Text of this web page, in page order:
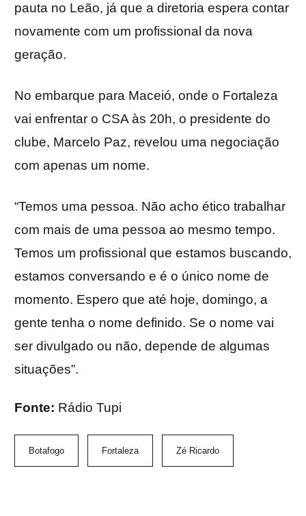
pauta no Leão, já que a diretoria espera contar
novamente com um profissional da nova
geração.
No embarque para Maceió, onde o Fortaleza
vai enfrentar o CSA às 20h, o presidente do
clube, Marcelo Paz, revelou uma negociação
com apenas um nome.
“Temos uma pessoa. Não acho ético trabalhar
com mais de uma pessoa ao mesmo tempo.
Temos um profissional que estamos buscando,
estamos conversando e é o único nome de
momento. Espero que até hoje, domingo, a
gente tenha o nome definido. Se o nome vai
ser divulgado ou não, depende de algumas
situações”.
Fonte: Rádio Tupi
Botafogo Fortaleza Zé Ricardo